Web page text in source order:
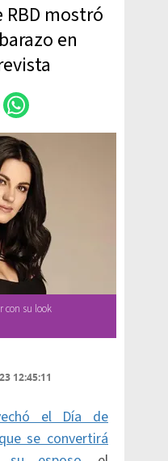
mostró
en
con su look
12:45:11
el Día de
se convertirá